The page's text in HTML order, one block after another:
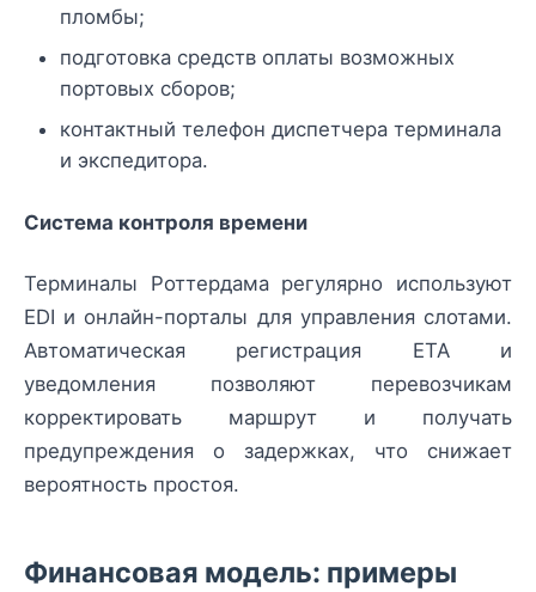
пломбы;
подготовка средств оплаты возможных
портовых сборов;
контактный телефон диспетчера терминала
и экспедитора.
Система контроля времени
Терминалы Роттердама регулярно используют
EDI и онлайн-порталы для управления слотами.
Автоматическая регистрация ETA и
уведомления позволяют перевозчикам
корректировать маршрут и получать
предупреждения о задержках, что снижает
вероятность простоя.
Финансовая модель: примеры